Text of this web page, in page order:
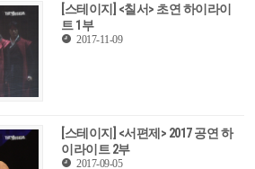
[스테이지] <칠서> 초연 하이라이
트 1부
2017-11-09
[스테이지] <서편제> 2017 공연 하
이라이트 2부
2017-09-05